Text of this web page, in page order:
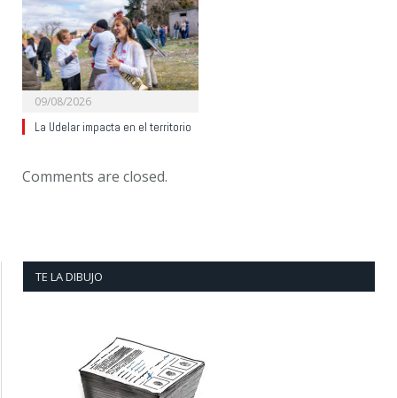
09/08/2026
La Udelar impacta en el territorio
Comments are closed.
TE LA DIBUJO